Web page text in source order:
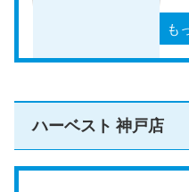
三
三
【
神
貿
も
ハーベスト 神戸店